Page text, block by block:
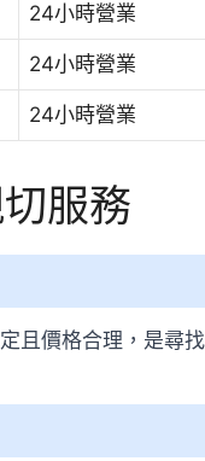
24小時營業
24小時營業
24小時營業
服務
且價格合理，是尋